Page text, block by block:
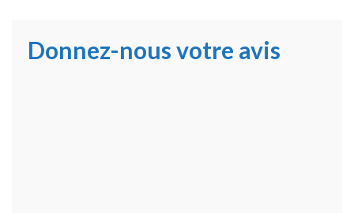
Donnez-nous votre avis